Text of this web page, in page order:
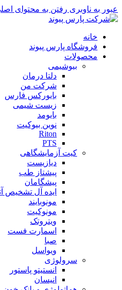
عبور به ناوبری رفتن به محتوای
خانه
فروشگاه پارس پیوند
محصولات
بیوشیمی
دلتا درمان
شرکت من
بایورکس فارس
زیست شیمی
بایومد
نوین بیوکیت
Riton
PTS
کیت آزمایشگاهی
دیازیست
پیشتاز طب
پیشگامان
ایده آل تشخیص
مونوبایند
مونوکیت
ویتروتک
اسمارت فست
صبا
ویواسل
سرولوژی
انستیتو پاستور
انیسان